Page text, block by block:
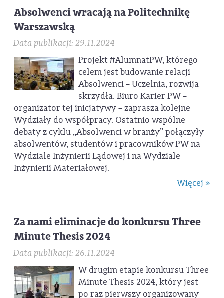
Absolwenci wracają na Politechnikę
Warszawską
Data publikacji: 29.11.2024
Projekt #AlumnatPW, którego
celem jest budowanie relacji
Absolwenci – Uczelnia, rozwija
skrzydła. Biuro Karier PW –
organizator tej inicjatywy – zaprasza kolejne
Wydziały do współpracy. Ostatnio wspólne
debaty z cyklu „Absolwenci w branży” połączyły
absolwentów, studentów i pracowników PW na
Wydziale Inżynierii Lądowej i na Wydziale
Inżynierii Materiałowej.
Więcej »
Za nami eliminacje do konkursu Three
Minute Thesis 2024
Data publikacji: 26.11.2024
W drugim etapie konkursu Three
Minute Thesis 2024, który jest
po raz pierwszy organizowany